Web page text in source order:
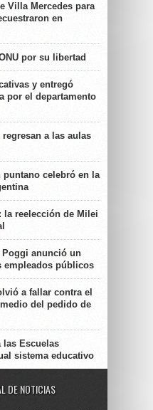
Villa Mercedes para
en
por su libertad
y entregó
por el departamento
a las aulas
celebró en la
la reelección de Milei
Poggi anunció un
empleados públicos
a fallar contra el
del pedido de
las Escuelas
sistema educativo
DE NOTICIAS